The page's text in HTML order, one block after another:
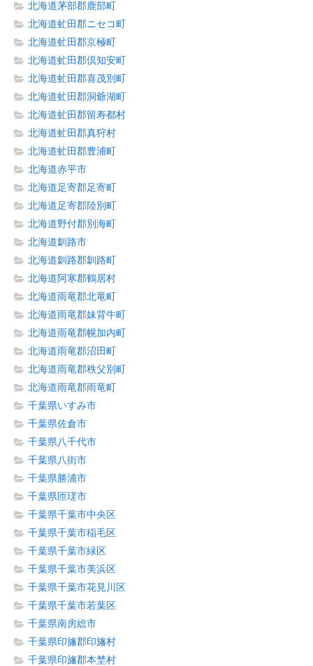
北海道茅部郡鹿部町
北海道虻田郡ニセコ町
北海道虻田郡京極町
北海道虻田郡倶知安町
北海道虻田郡喜茂別町
北海道虻田郡洞爺湖町
北海道虻田郡留寿都村
北海道虻田郡真狩村
北海道虻田郡豊浦町
北海道赤平市
北海道足寄郡足寄町
北海道足寄郡陸別町
北海道野付郡別海町
北海道釧路市
北海道釧路郡釧路町
北海道阿寒郡鶴居村
北海道雨竜郡北竜町
北海道雨竜郡妹背牛町
北海道雨竜郡幌加内町
北海道雨竜郡沼田町
北海道雨竜郡秩父別町
北海道雨竜郡雨竜町
千葉県いすみ市
千葉県佐倉市
千葉県八千代市
千葉県八街市
千葉県勝浦市
千葉県匝瑳市
千葉県千葉市中央区
千葉県千葉市稲毛区
千葉県千葉市緑区
千葉県千葉市美浜区
千葉県千葉市花見川区
千葉県千葉市若葉区
千葉県南房総市
千葉県印旛郡印旛村
千葉県印旛郡本埜村